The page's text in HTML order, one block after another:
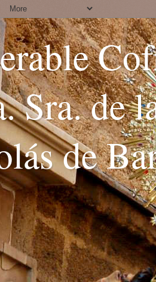
Sra. de
de